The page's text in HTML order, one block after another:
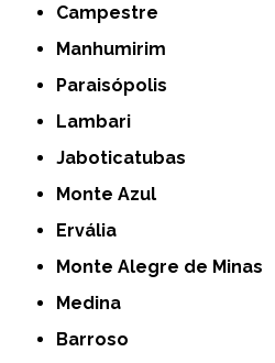
Campestre
Manhumirim
Paraisópolis
Lambari
Jaboticatubas
Monte Azul
Ervália
Monte Alegre de Minas
Medina
Barroso